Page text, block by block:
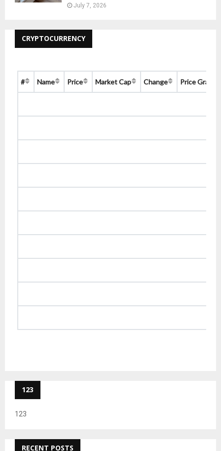
July 7, 2026
CRYPTOCURRENCY
# Name Price Market Cap Change Price Graph
123
123
RECENT POSTS